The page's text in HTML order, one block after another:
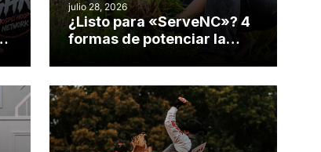
julio 28, 2026
¿Listo para «ServeNC»? 4
formas de potenciar la